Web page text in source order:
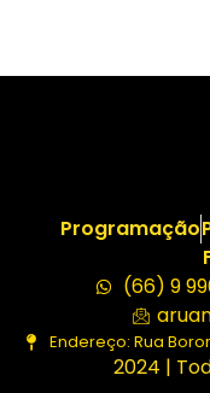
Programação
(66) 9
Endereço: Rua
2024 |